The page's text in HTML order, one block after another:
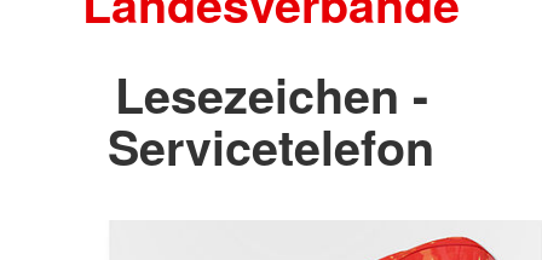
Lesezeichen -
Servicetelefon